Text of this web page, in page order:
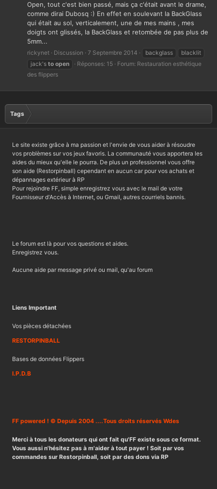
Open, tout c'est bien passé, mais ça c'était avant le drame,
comme dirai Dubosq :) En effet en soulevant la BackGlass
qui était au sol, verticalement, une de mes mains , mes
doigts ont glissés, la BackGlass et retombée de pas plus de
5mm...
rickynet Discussion 7 Septembre 2014 backglass
blacklit
jack's to open Réponses: 15 Forum: Restauration esthétique
des flippers
Tags
Le site existe grâce à ma passion et l'envie de vous aider à résoudre
vos problèmes sur vos jeux favoris. La communauté vous apportera les
aides du mieux qu'elle le pourra. De plus un professionnel vous offre
son aide (Restorpinball) cependant en aucun car pour vos achats et
dépannages extérieur à RP
Pour rejoindre FF, simple enregistrez vous avec le mail de votre
Fournisseur d'Accès à Internet, ou Gmail, autres courriels bannis.
Le forum est là pour vos questions et aides.
Enregistrez vous.
Aucune aide par message privé ou mail, qu'au forum
Liens Important
Vos pièces détachées
RESTORPINBALL
Bases de données Flippers
I.P.D.B
FF powered ! © Depuis 2004 ....Tous droits réservés Wdes
Merci à tous les donateurs qui ont fait qu'FF existe sous ce format.
Vous aussi n'hésitez pas à m'aider à tout payer ! Soit par vos
commandes sur Restorpinball, soit par des dons via RP